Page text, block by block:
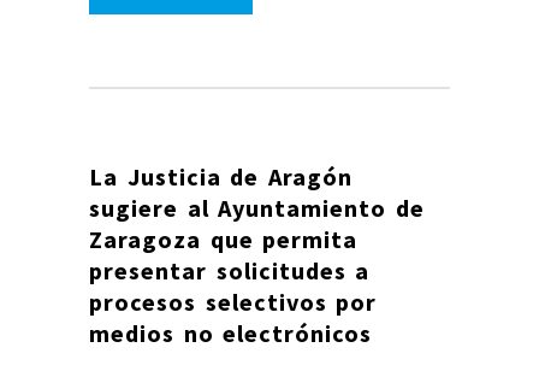
La Justicia de Aragón
sugiere al Ayuntamiento de
Zaragoza que permita
presentar solicitudes a
procesos selectivos por
medios no electrónicos